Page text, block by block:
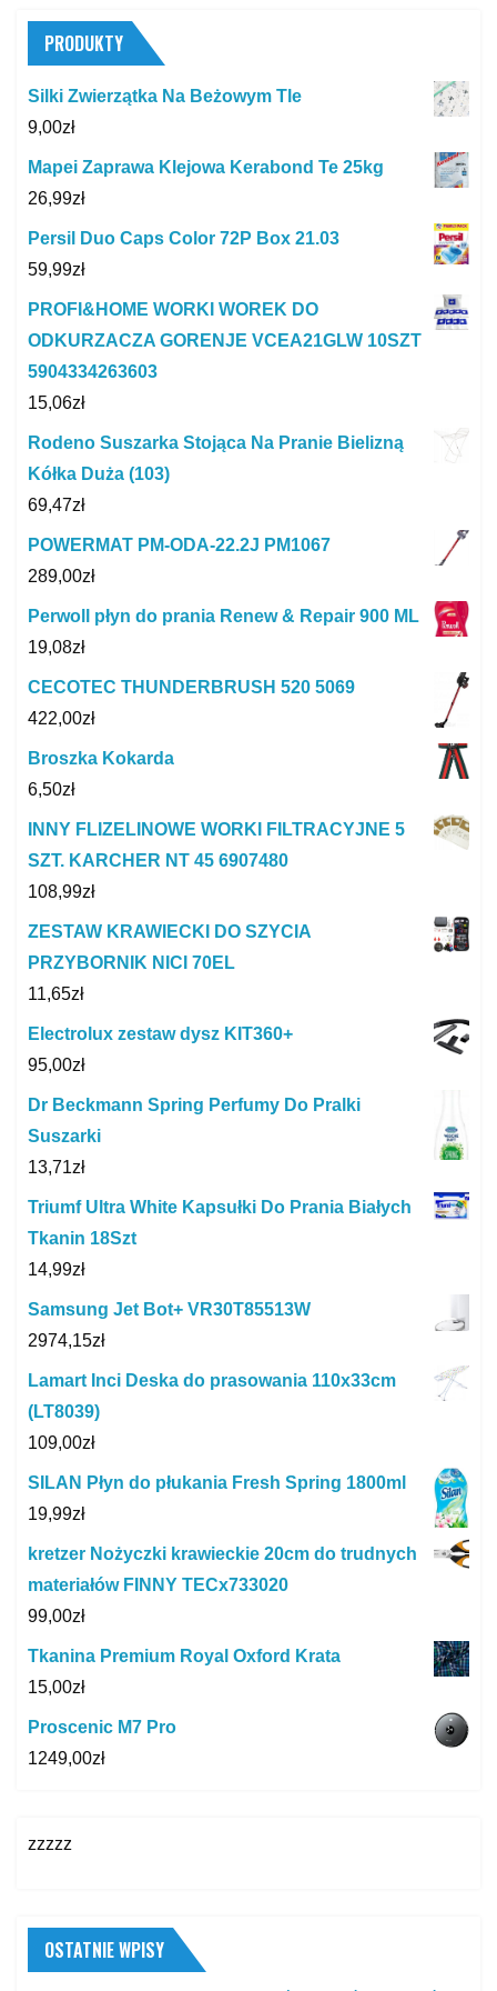
PRODUKTY
Silki Zwierzątka Na Beżowym Tle
9,00zł
Mapei Zaprawa Klejowa Kerabond Te 25kg
26,99zł
Persil Duo Caps Color 72P Box 21.03
59,99zł
PROFI&HOME WORKI WOREK DO
ODKURZACZA GORENJE VCEA21GLW 10SZT
5904334263603
15,06zł
Rodeno Suszarka Stojąca Na Pranie Bielizną
Kółka Duża (103)
69,47zł
POWERMAT PM-ODA-22.2J PM1067
289,00zł
Perwoll płyn do prania Renew & Repair 900 ML
19,08zł
CECOTEC THUNDERBRUSH 520 5069
422,00zł
Broszka Kokarda
6,50zł
INNY FLIZELINOWE WORKI FILTRACYJNE 5
SZT. KARCHER NT 45 6907480
108,99zł
ZESTAW KRAWIECKI DO SZYCIA
PRZYBORNIK NICI 70EL
11,65zł
Electrolux zestaw dysz KIT360+
95,00zł
Dr Beckmann Spring Perfumy Do Pralki
Suszarki
13,71zł
Triumf Ultra White Kapsułki Do Prania Białych
Tkanin 18Szt
14,99zł
Samsung Jet Bot+ VR30T85513W
2974,15zł
Lamart Inci Deska do prasowania 110x33cm
(LT8039)
109,00zł
SILAN Płyn do płukania Fresh Spring 1800ml
19,99zł
kretzer Nożyczki krawieckie 20cm do trudnych
materiałów FINNY TECx733020
99,00zł
Tkanina Premium Royal Oxford Krata
15,00zł
Proscenic M7 Pro
1249,00zł
zzzzz
OSTATNIE WPISY